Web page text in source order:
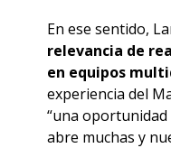
En ese sentido,
relevancia de
en equipos
experiencia del
“una
abre muchas y